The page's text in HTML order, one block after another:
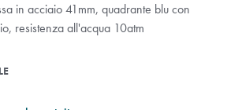
in acciaio 41mm, quadrante blu con
resistenza all'acqua 10atm